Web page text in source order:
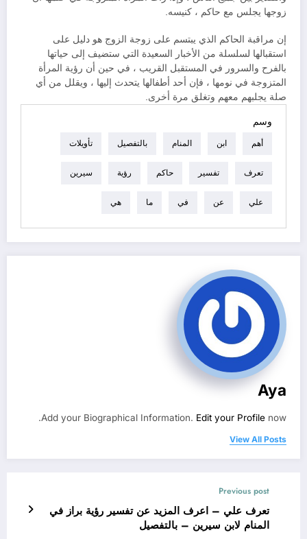
زوجها يجلس مع حاكم ، كنيسه.
إن مراقبة الحاكم الذي يبتسم على زوجة الزوج هو دليل على
استقبالها لسلسلة من الأخبار السعيدة التي ستضيف إلى حياتها
بالفرح والسرور في المستقبل القريب ، في حين أن رؤية المرأة
المتزوجة في نومها ، فإن أحد أطفالها يتحدث إليها ، ويقلل من أي
صلة يجلبهم معهم وتغلق مرة أخرى.
وسم
أهم ابن المنام بالتفصيل تأويلات
تعرف تفسير حاكم رؤية سيرين
علي عن في ما هي
Aya
Add your Biographical Information. Edit your Profile now.
View All Posts
Previous post
تعرف علي – اعرف المزيد عن تفسير رؤية براز في
المنام لابن سيرين – بالتفصيل